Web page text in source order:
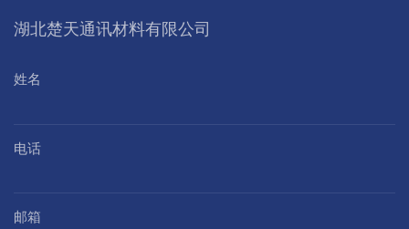
湖北楚天通讯材料有限公司
姓名
电话
邮箱